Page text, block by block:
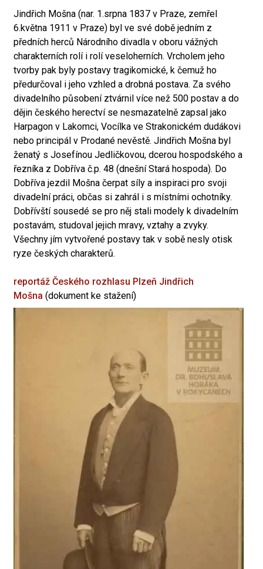
Jindřich Mošna (nar. 1.srpna 1837 v Praze, zemřel
6.května 1911 v Praze) byl ve své době jedním z
předních herců Národního divadla v oboru vážných
charakterních rolí i rolí veseloherních. Vrcholem jeho
tvorby pak byly postavy tragikomické, k čemuž ho
předurčoval i jeho vzhled a drobná postava. Za svého
divadelního působení ztvárnil více než 500 postav a do
dějin českého herectví se nesmazatelně zapsal jako
Harpagon v Lakomci, Vocílka ve Strakonickém dudákovi
nebo principál v Prodané nevěstě. Jindřich Mošna byl
ženatý s Josefínou Jedličkovou, dcerou hospodského a
řezníka z Dobříva č.p. 48 (dnešní Stará hospoda). Do
Dobříva jezdil Mošna čerpat síly a inspiraci pro svoji
divadelní práci, občas si zahrál i s místními ochotníky.
Dobřívští sousedé se pro něj stali modely k divadelním
postavám, studoval jejich mravy, vztahy a zvyky.
Všechny jím vytvořené postavy tak v sobě nesly otisk
ryze českých charakterů.
reportáž Českého rozhlasu Plzeň Jindřich
Mošna (dokument ke stažení)